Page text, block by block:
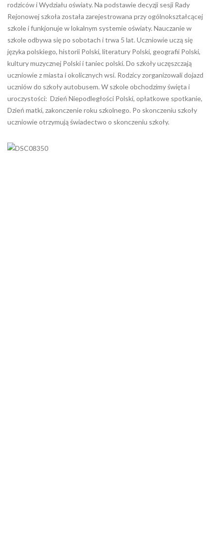
rodziców i Wydziału oświaty. Na podstawie decyzji sesji Rady
Rejonowej szkoła została zarejestrowana przy ogólnokształcącej
szkole i funkjonuje w lokalnym systemie oświaty. Nauczanie w
szkole odbywa się po sobotach i trwa 5 lat. Uczniowie uczą się
języka polskiego, historii Polski, literatury Polski, geografii Polski,
kultury muzycznej Polski i taniec polski. Do szkoły uczęszczają
uczniowie z miasta i okolicznych wsi. Rodzicy zorganizowali dojazd
uczniów do szkoły autobusem. W szkole obchodzimy święta i
uroczystości: Dzień Niepodległości Polski, opłatkowe spotkanie,
Dzień matki, zakonczenie roku szkolnego. Po skonczeniu szkoły
uczniowie otrzymują świadectwo o skonczeniu szkoły.